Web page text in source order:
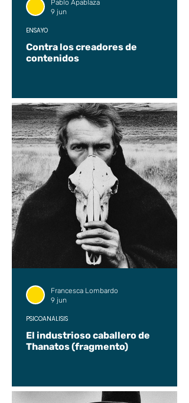
Contra los creadores de
contenidos
ENSAYO
Pablo Apablaza
9 jun
El industrioso caballero de
Thanatos (fragmento)
PSICOANÁLISIS
Francesca Lombardo
9 jun